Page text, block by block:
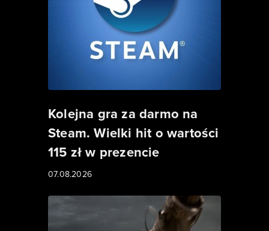
Kolejna gra za darmo na
Steam. Wielki hit o wartości
115 zł w prezencie
07.08.2026